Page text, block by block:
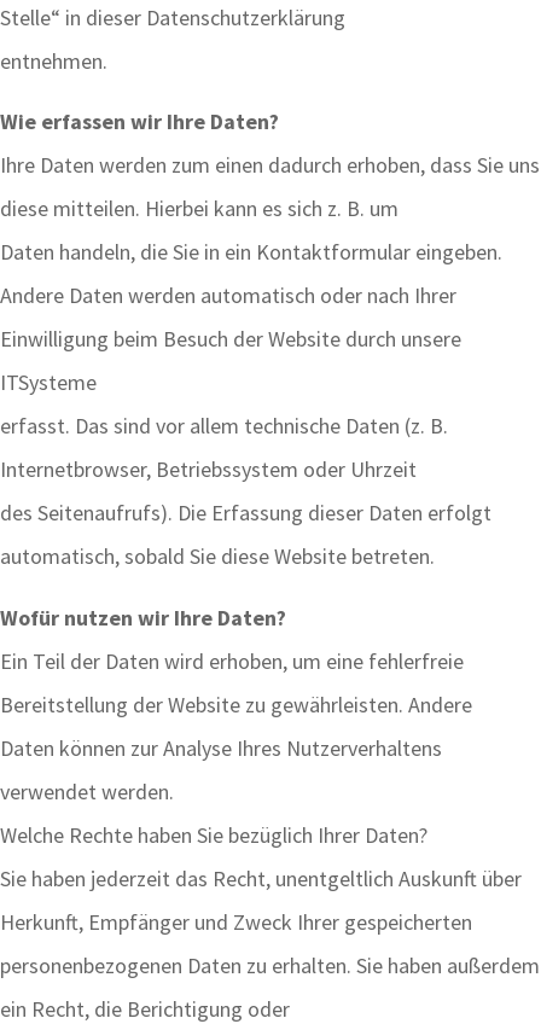
Stelle“ in dieser Datenschutzerklärung
entnehmen.
Wie erfassen wir Ihre Daten?
Ihre Daten werden zum einen dadurch erhoben, dass Sie uns
diese mitteilen. Hierbei kann es sich z. B. um
Daten handeln, die Sie in ein Kontaktformular eingeben.
Andere Daten werden automatisch oder nach Ihrer
Einwilligung beim Besuch der Website durch unsere
ITSysteme
erfasst. Das sind vor allem technische Daten (z. B.
Internetbrowser, Betriebssystem oder Uhrzeit
des Seitenaufrufs). Die Erfassung dieser Daten erfolgt
automatisch, sobald Sie diese Website betreten.
Wofür nutzen wir Ihre Daten?
Ein Teil der Daten wird erhoben, um eine fehlerfreie
Bereitstellung der Website zu gewährleisten. Andere
Daten können zur Analyse Ihres Nutzerverhaltens
verwendet werden.
Welche Rechte haben Sie bezüglich Ihrer Daten?
Sie haben jederzeit das Recht, unentgeltlich Auskunft über
Herkunft, Empfänger und Zweck Ihrer gespeicherten
personenbezogenen Daten zu erhalten. Sie haben außerdem
ein Recht, die Berichtigung oder